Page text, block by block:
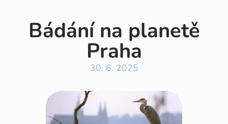
Bádání na planetě
Praha
30. 6. 2025